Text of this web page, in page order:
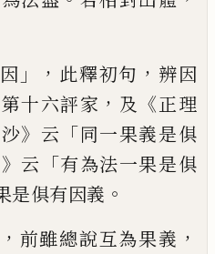
」， 此釋初句 ， 辨因
第十六評家 ， 及 《正理
》 云 「同一果義是俱
》 云 「有為法一果是俱
是俱有因義 。
前雖總說互為果義 ，